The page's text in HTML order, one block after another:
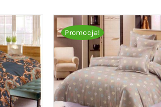
VIEW
Promocja!
DODAJ DO KOSZYKA /